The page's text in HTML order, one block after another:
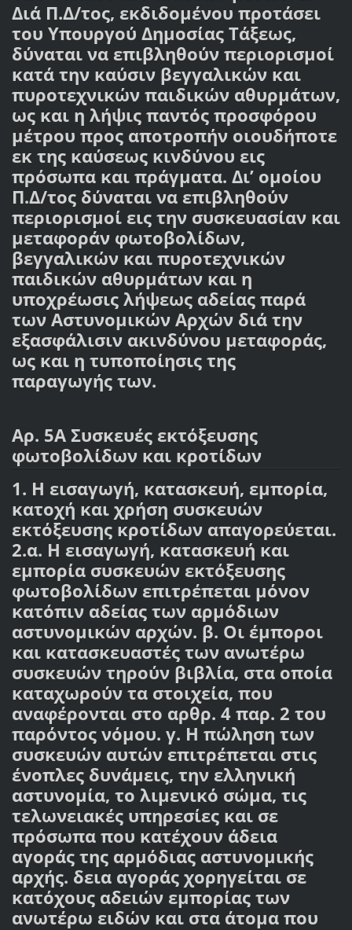
Διά Π.Δ/τος, εκδιδομένου προτάσει
του Υπουργού Δημοσίας Τάξεως,
δύναται να επιβληθούν περιορισμοί
κατά την καύσιν βεγγαλικών και
πυροτεχνικών παιδικών αθυρμάτων,
ως και η λήψις παντός προσφόρου
μέτρου προς αποτροπήν οιουδήποτε
εκ της καύσεως κινδύνου εις
πρόσωπα και πράγματα. Δι’ ομοίου
Π.Δ/τος δύναται να επιβληθούν
περιορισμοί εις την συσκευασίαν και
μεταφοράν φωτοβολίδων,
βεγγαλικών και πυροτεχνικών
παιδικών αθυρμάτων και η
υποχρέωσις λήψεως αδείας παρά
των Αστυνομικών Αρχών διά την
εξασφάλισιν ακινδύνου μεταφοράς,
ως και η τυποποίησις της
παραγωγής των.
Αρ. 5Α Συσκευές εκτόξευσης
φωτοβολίδων και κροτίδων
1. Η εισαγωγή, κατασκευή, εμπορία,
κατοχή και χρήση συσκευών
εκτόξευσης κροτίδων απαγορεύεται.
2.α. Η εισαγωγή, κατασκευή και
εμπορία συσκευών εκτόξευσης
φωτοβολίδων επιτρέπεται μόνον
κατόπιν αδείας των αρμόδιων
αστυνομικών αρχών. β. Οι έμποροι
και κατασκευαστές των ανωτέρω
συσκευών τηρούν βιβλία, στα οποία
καταχωρούν τα στοιχεία, που
αναφέρονται στο αρθρ. 4 παρ. 2 του
παρόντος νόμου. γ. Η πώληση των
συσκευών αυτών επιτρέπεται στις
ένοπλες δυνάμεις, την ελληνική
αστυνομία, το λιμενικό σώμα, τις
τελωνειακές υπηρεσίες και σε
πρόσωπα που κατέχουν άδεια
αγοράς της αρμόδιας αστυνομικής
αρχής. δεια αγοράς χορηγείται σε
κατόχους αδειών εμπορίας των
ανωτέρω ειδών και στα άτομα που